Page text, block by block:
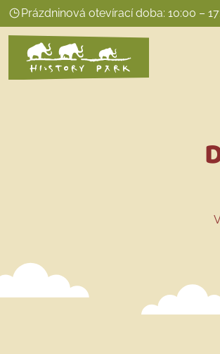
Prázdninová otevírací doba: 10:00 –